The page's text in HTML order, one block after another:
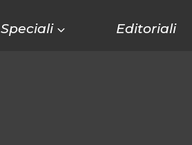
Speciali Editoriali